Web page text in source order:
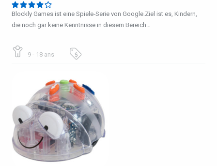
Blockly Games ist eine Spiele-Serie von Google.Ziel ist es, Kindern,
die noch gar keine Kenntnisse in diesem Bereich…
9 - 18 ans